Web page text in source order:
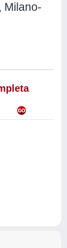
Milano-